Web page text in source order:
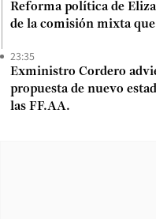
Reforma política de
de la comisión mixta
23:35
Exministro Cordero
propuesta de nuevo
las FF.AA.